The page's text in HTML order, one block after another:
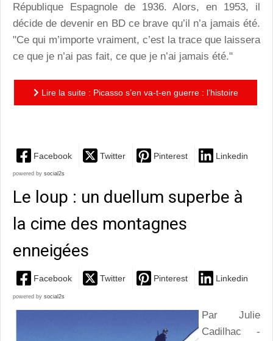
République Espagnole de 1936. Alors, en 1953, il
décide de devenir en BD ce brave qu’il n’a jamais été.
"Ce qui m’importe vraiment, c’est la trace que laissera
ce que je n’ai pas fait, ce que je n’ai jamais été."
Lire la suite : Picasso s’en va-t-en guerre : l’histoire
Facebook Twitter Pinterest Linkedin
powered by social2s
Le loup : un duellum superbe à
la cime des montagnes
enneigées
Facebook Twitter Pinterest Linkedin
powered by social2s
Par Julie
Cadilhac -